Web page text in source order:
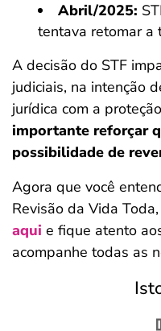
Abril/2025:
tentava retomar a
A decisão do STF
judiciais, na intenção
jurídica com a
importante reforçar
possibilidade de
Agora que você
Revisão da Vida Toda,
aqui e fique atento
acompanhe todas as